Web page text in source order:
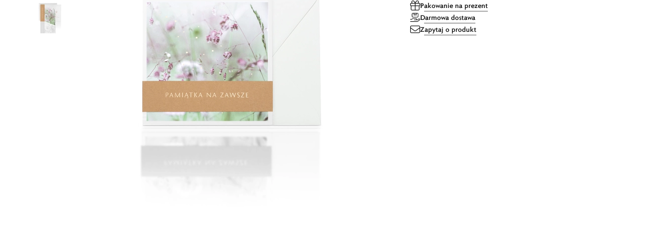
Pakowanie na prezent
Darmowa dostawa
Zapytaj o produkt